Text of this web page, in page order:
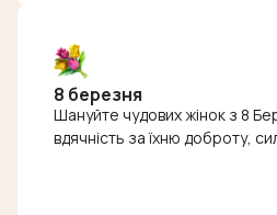
8 березня
Шануйте чудових жінок з 8
вдячність за їхню доброту,